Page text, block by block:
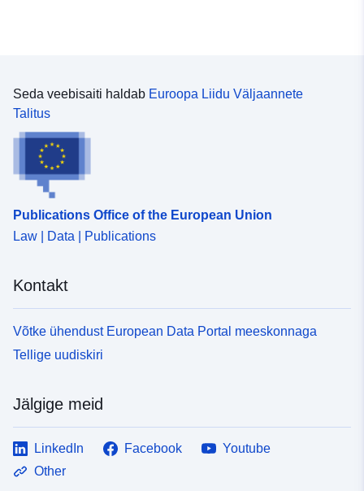
Seda veebisaiti haldab Euroopa Liidu Väljaannete
Talitus
Publications Office of the European Union
Law | Data | Publications
Kontakt
Võtke ühendust European Data Portal meeskonnaga
Tellige uudiskiri
Jälgige meid
LinkedIn Facebook
Youtube
Other